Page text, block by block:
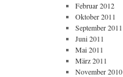
Februar 2012
Oktober 2011
September 2011
Juni 2011
Mai 2011
März 2011
November 2010